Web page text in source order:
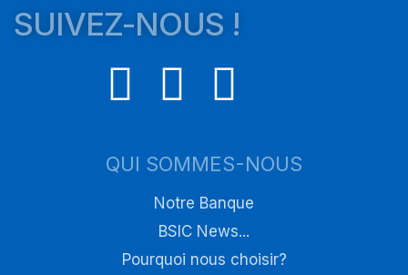
SUIVEZ-NOUS !
QUI SOMMES-NOUS
Notre Banque
BSIC News...
Pourquoi nous choisir?